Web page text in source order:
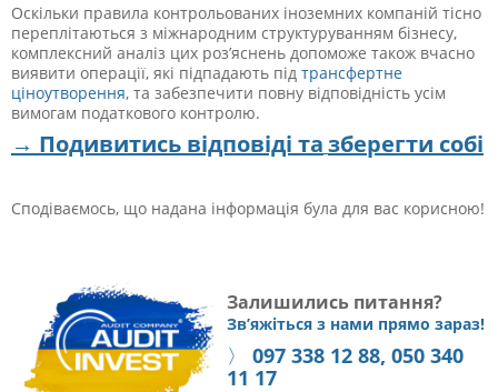
Оскільки правила контрольованих іноземних компаній тісно
переплітаються з міжнародним структуруванням бізнесу,
комплексний аналіз цих роз’яснень допоможе також вчасно
виявити операції, які підпадають під трансфертне
ціноутворення, та забезпечити повну відповідність усім
вимогам податкового контролю.
→ Подивитись відповіді тазберегти собі
Сподіваємось, що надана інформація була для вас корисною!
Залишились питання?
Зв’яжіться з нами прямо зараз!
〉
097 338 12 88, 050 340
11 17